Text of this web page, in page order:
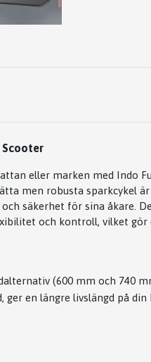
Scooter
eller marken med Indo
men robusta sparkcykel
säkerhet för sina åkare.
och kontroll, vilket
(600 mm och 740
ger en längre livslängd på